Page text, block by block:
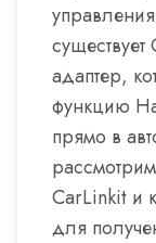
адаптер,
функцию
прямо в
CarLinkit и
для